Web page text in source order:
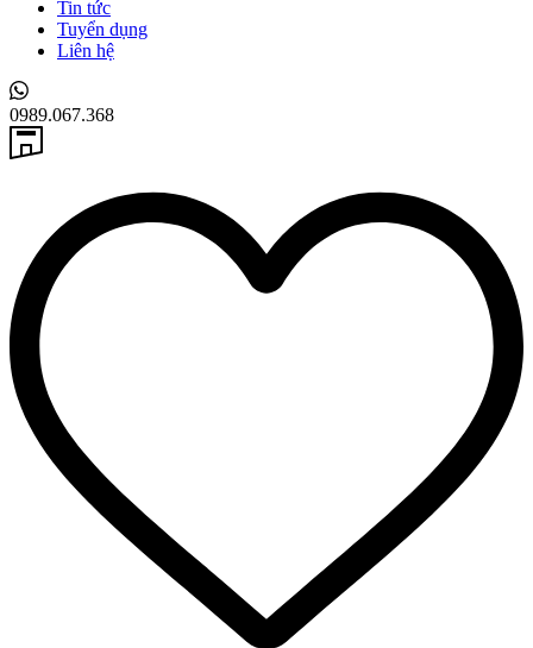
Tin tức
Tuyển dụng
Liên hệ
0989.067.368